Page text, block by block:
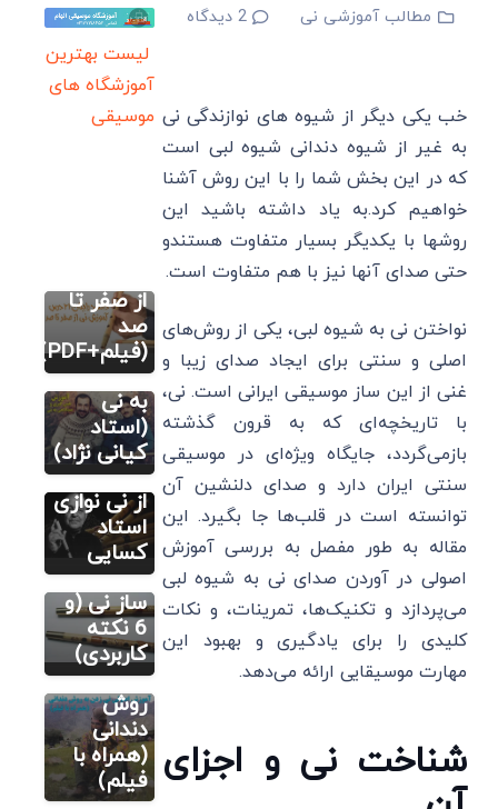
مطالب آموزشی نی
2 دیدگاه
خب یکی دیگر از شیوه های نوازندگی نی
به غیر از شیوه دندانی شیوه لبی است
که در این بخش شما را با این روش آشنا
خواهیم کرد.به یاد داشته باشید این
روشها با یکدیگر بسیار متفاوت هستندو
حتی صدای آنها نیز با هم متفاوت است.
نواختن نی به شیوه لبی، یکی از روش‌های
اصلی و سنتی برای ایجاد صدای زیبا و
غنی از این ساز موسیقی ایرانی است. نی،
با تاریخچه‌ای که به قرون گذشته
بازمی‌گردد، جایگاه ویژه‌ای در موسیقی
سنتی ایران دارد و صدای دلنشین آن
توانسته است در قلب‌ها جا بگیرد. این
مقاله به طور مفصل به بررسی آموزش
اصولی در آوردن صدای نی به شیوه لبی
می‌پردازد و تکنیک‌ها، تمرینات، و نکات
کلیدی را برای یادگیری و بهبود این
مهارت موسیقایی ارائه می‌دهد.
شناخت نی و اجزای
لیست بهترین
آموزشگاه های
موسیقی
از صفر تا
صد
(فیلم+PDF)
صحیح
نفس
گیری و
صدادهی
به نی
(استاد
کیانی نژاد)
آموزش
کاربردی نی
دانلود 10
کلیپ
بسیار زیبا
از نی نوازی
استاد
کسایی
مطالب
آموزشی نی
راهنمای
خرید
اینترنتی
ساز نی (و
6 نکته
کاربردی)
مطالب
آموزشی نی
آموزش
اصولی نی
زدن به
روش
دندانی
(همراه با
فیلم)
مطالب
آموزشی نی
آموزش
نحوه قرار